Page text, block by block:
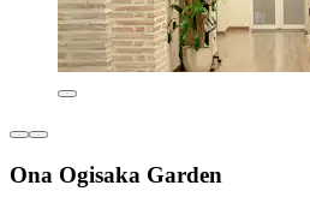
Ona Ogisaka Garden